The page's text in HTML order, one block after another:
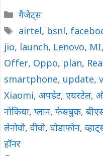
Categories
गैजेट्स
Tags
airtel, bsnl,
jio, launch, Lenovo, MI,
Offer, Oppo, plan,
smartphone, update,
Xiaomi, अपडेट, एयरटेल,
नोकिया, प्लान, फेसबुक,
लेनोवो, वीवो, वोडाफोन,
हॉनर